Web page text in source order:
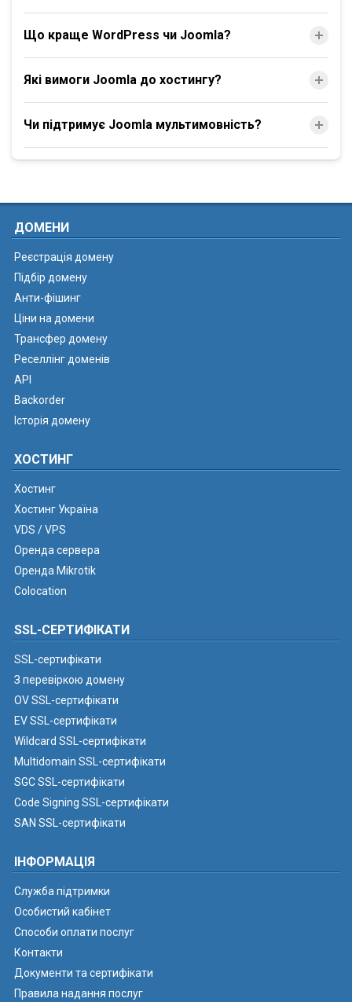
Що краще WordPress чи Joomla?
Які вимоги Joomla до хостингу?
Чи підтримує Joomla мультимовність?
ДОМЕНИ
Реєстрація домену
Підбір домену
Анти-фішинг
Ціни на домени
Трансфер домену
Реселлінг доменів
API
Backorder
Історія домену
ХОСТИНГ
Хостинг
Хостинг Україна
VDS / VPS
Оренда сервера
Оренда Mikrotik
Colocation
SSL-СЕРТИФІКАТИ
SSL-сертифікати
З перевіркою домену
OV SSL-сертифікати
EV SSL-сертифікати
Wildcard SSL-сертифікати
Multidomain SSL-сертифікати
SGC SSL-сертифікати
Code Signing SSL-сертифікати
SAN SSL-сертифікати
ІНФОРМАЦІЯ
Служба підтримки
Особистий кабінет
Способи оплати послуг
Контакти
Документи та сертифікати
Правила надання послуг